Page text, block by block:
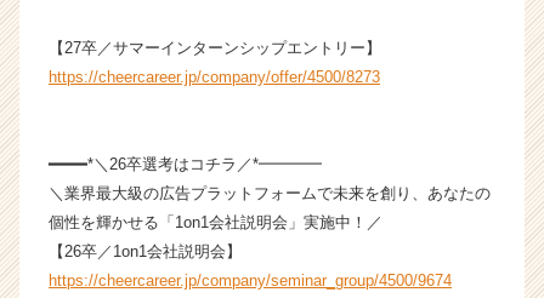
a
r
【27卒／サマーインターンシップエントリー】
https://cheercareer.jp/company/offer/4500/8273
━━━━*＼26卒選考はコチラ／*━━━━
＼業界最大級の広告プラットフォームで未来を創り、あなたの
個性を輝かせる「1on1会社説明会」実施中！／
【26卒／1on1会社説明会】
https://cheercareer.jp/company/seminar_group/4500/9674